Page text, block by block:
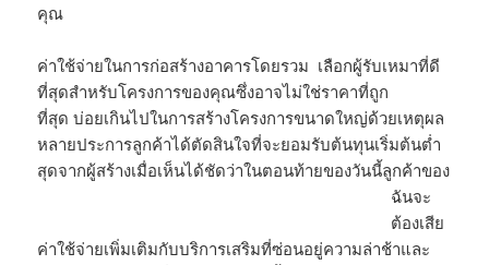
คุณ
ค่าใช้จ่ายในการก่อสร้างอาคารโดยรวม เลือกผู้รับเหมาที่ดี
ที่สุดสำหรับโครงการของคุณซึ่งอาจไม่ใช่ราคาที่ถูก
ที่สุด บ่อยเกินไปในการสร้างโครงการขนาดใหญ่ด้วยเหตุผล
หลายประการลูกค้าได้ตัดสินใจที่จะยอมรับต้นทุนเริ่มต้นต่ำ
สุดจากผู้สร้างเมื่อเห็นได้ชัดว่าในตอนท้ายของวันนี้ลูกค้าของ
ฉันจะ
ต้องเสีย
ค่าใช้จ่ายเพิ่มเติมกับบริการเสริมที่ซ่อนอยู่ความล่าช้าและ